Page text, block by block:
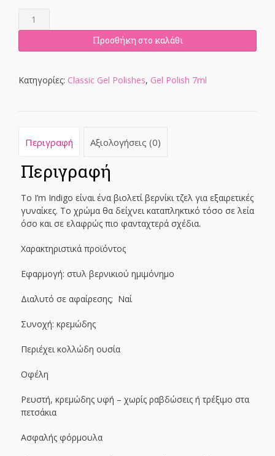
Indigo
Gel
7ml
Προσθήκη στο καλάθι
Κατηγορίες: Classic Gel Polishes, Gel Polish 7ml
Περιγραφή Αξιολογήσεις (0)
Περιγραφή
Το I’m Indigo είναι ένα βιολετί βερνίκι τζελ για εξαιρετικές
γυναίκες. Το χρώμα θα δείχνει καταπληκτικό τόσο σε λεία
όσο και σε ελαφρώς πιο φανταχτερά σχέδια.
Χαρακτηριστικά προϊόντος
Εφαρμογή: στυλ βερνικιού ημιμόνημο
Διαλυτό σε αφαίρεσης; Ναί
Συνοχή: κρεμώδης
Περιέχει κολλώδη ουσία
Οφέλη
Ρευστή, κρεμώδης υφή – χωρίς ραβδώσεις ή τρέξιμο στα
πετσάκια
Ασφαλής φόρμουλα